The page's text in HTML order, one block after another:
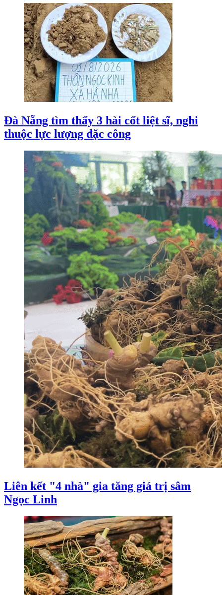
Đà Nẵng tìm thấy 3 hài cốt liệt sĩ, nghi
thuộc lực lượng đặc công
Liên kết "4 nhà" gia tăng giá trị sâm
Ngọc Linh